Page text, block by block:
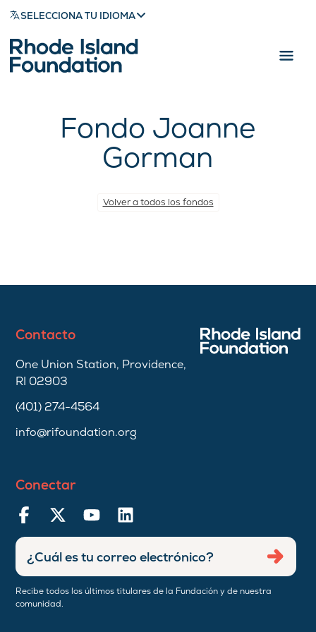
SELECCIONA TU IDIOMA
Fondo Joanne
Gorman
Volver a todos los fondos
Contacto
One Union Station, Providence,
RI 02903
(401) 274-4564
info@rifoundation.org
Conectar
Recibe todos los últimos titulares de la Fundación y de nuestra
comunidad.
Ingresar
dirección
de
correo
Enviar